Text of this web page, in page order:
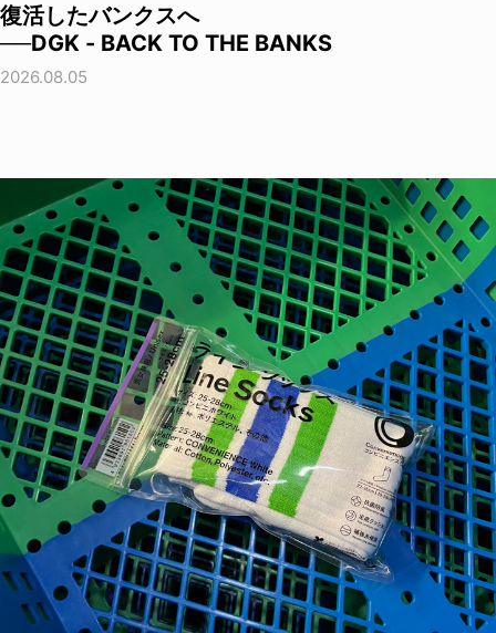
復活したバンクスへ
──DGK - BACK TO THE BANKS
2026.08.05